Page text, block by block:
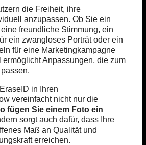
die Freiheit, ihre
anzupassen. Ob Sie ein
freundliche Stimmung, ein
ein zwangloses Porträt oder ein
für eine Marketingkampagne
ermöglicht Anpassungen, die zum
in Ihren
vereinfacht nicht nur die
fügen Sie einem Foto ein
sorgt auch dafür, dass Ihre
Maß an Qualität und
erreichen.